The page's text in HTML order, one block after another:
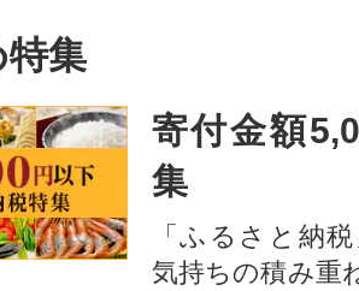
集
寄付金額
集
「ふるさと納
気持ちの積み重